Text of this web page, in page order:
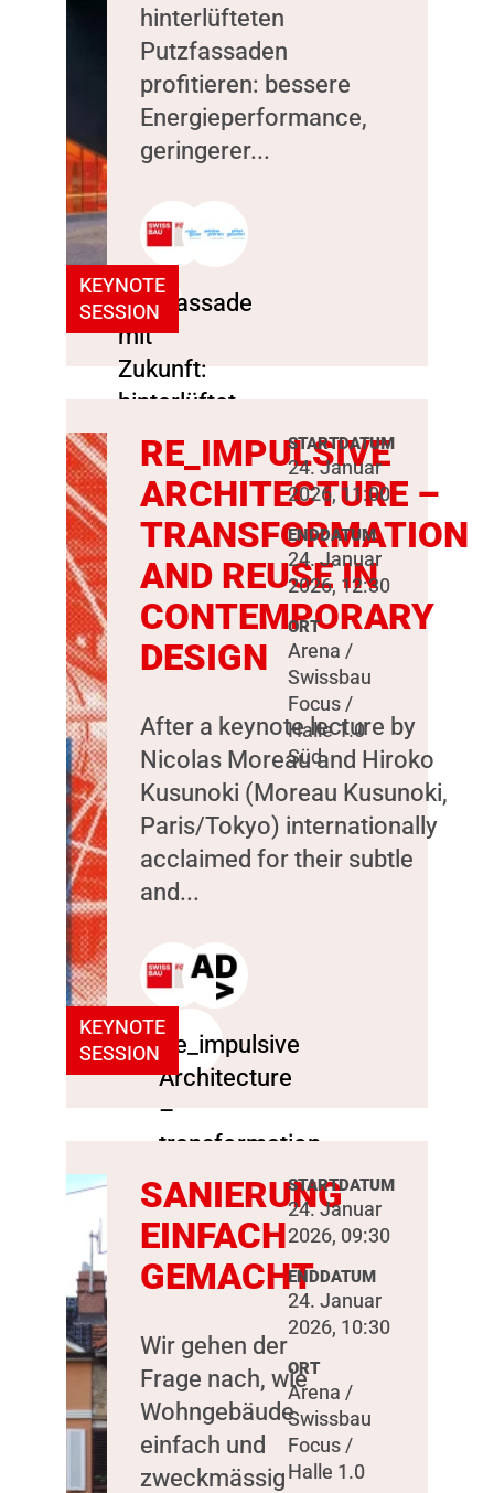
KEYNOTE
SESSION
hinterlüfteten
Putzfassaden
profitieren: bessere
Energieperformance,
geringerer...
KEYNOTE
SESSION
RE_IMPULSIVE
ARCHITECTURE –
TRANSFORMATION
AND REUSE IN
CONTEMPORARY
DESIGN
After a keynote lecture by
Nicolas Moreau and Hiroko
Kusunoki (Moreau Kusunoki,
Paris/Tokyo) internationally
acclaimed for their subtle
and...
STARTDATUM
24. Januar
2026, 11:00
ENDDATUM
24. Januar
2026, 12:30
ORT
Arena /
Swissbau
Focus /
Halle 1.0
Süd
SANIERUNG
EINFACH
GEMACHT
Wir gehen der
Frage nach, wie
Wohngebäude
einfach und
zweckmässig
STARTDATUM
24. Januar
2026, 09:30
ENDDATUM
24. Januar
2026, 10:30
ORT
Arena /
Swissbau
Focus /
Halle 1.0